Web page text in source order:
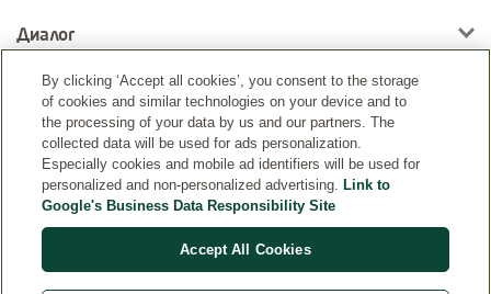
Диалог
Информация
By clicking ‘Accept all cookies’, you consent to the storage
of cookies and similar technologies on your device and to
the processing of your data by us and our partners. The
collected data will be used for ads personalization.
Especially cookies and mobile ad identifiers will be used for
personalized and non-personalized advertising. Link to
Google's Business Data Responsibility Site
Accept All Cookies